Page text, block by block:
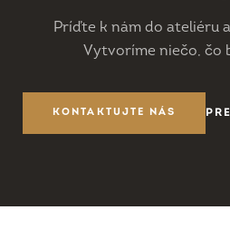
Príďte k nám do ateliéru
Vytvoríme niečo, čo
KONTAKTUJTE NÁS